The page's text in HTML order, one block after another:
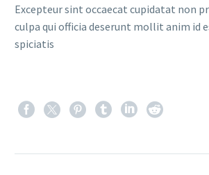
Excepteur sint occaecat cupidatat non
culpa qui officia deserunt mollit anim id
spiciatis